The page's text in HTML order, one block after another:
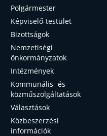
Polgármester
Képviselő-testület
Bizottságok
Nemzetiségi
önkormányzatok
Intézmények
Kommunális- és
közműszolgáltatások
Választások
Közbeszerzési
információk